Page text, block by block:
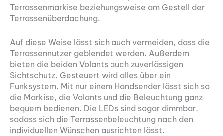
Terrassenmarkise beziehungsweise am Gestell der
Terrassenüberdachung.
Auf diese Weise lässt sich auch vermeiden, dass die
Terrassennutzer geblendet werden. Außerdem
bieten die beiden Volants auch zuverlässigen
Sichtschutz. Gesteuert wird alles über ein
Funksystem. Mit nur einem Handsender lässt sich so
die Markise, die Volants und die Beleuchtung ganz
bequem bedienen. Die LEDs sind sogar dimmbar,
sodass sich die Terrassenbeleuchtung nach den
individuellen Wünschen ausrichten lässt.